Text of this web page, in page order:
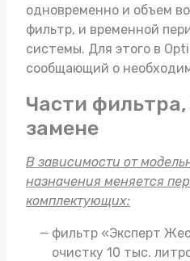
одновременно и объем
фильтр, и временной
системы. Для этого в
сообщающий о
Части
замене
В зависимости от
назначения меняется
комплектующих:
фильтр «Эксперт
очистку 10 тыс.